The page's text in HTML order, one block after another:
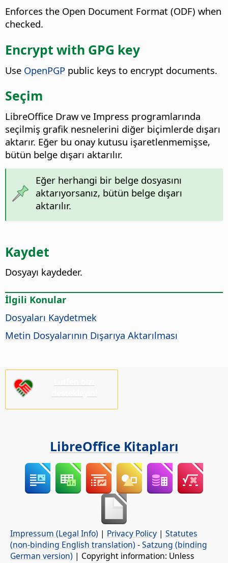
Enforces the Open Document Format (ODF) when
checked.
Encrypt with GPG key
Use OpenPGP public keys to encrypt documents.
Seçim
LibreOffice Draw ve Impress programlarında
seçilmiş grafik nesnelerini diğer biçimlerde dışarı
aktarır. Eğer bu onay kutusu işaretlenmemişse,
bütün belge dışarı aktarılır.
Eğer herhangi bir belge dosyasını
aktarıyorsanız, bütün belge dışarı
aktarılır.
Kaydet
Dosyayı kaydeder.
İlgili Konular
Dosyaları Kaydetmek
Metin Dosyalarının Dışarıya Aktarılması
LibreOffice Kitapları
Impressum (Legal Info) | Privacy Policy | Statutes
(non-binding English translation) -Satzung (binding
German version) | Copyright information: Unless